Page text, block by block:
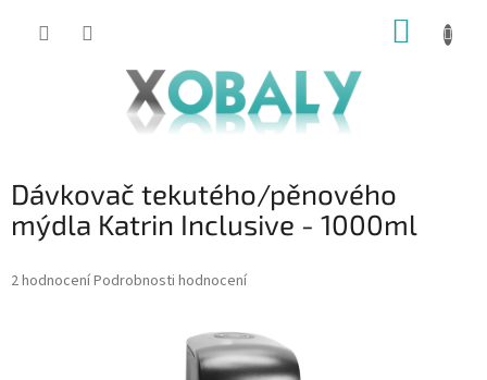
KOŠÍK
Dávkovač tekutého/pěnového
mýdla Katrin Inclusive - 1000ml
Průměrné
2 hodnoceníPodrobnosti hodnocení